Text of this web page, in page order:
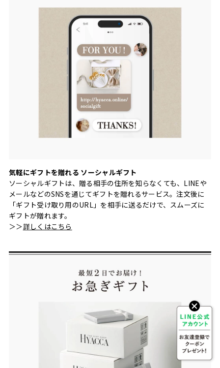
気軽にギフトを贈れる ソーシャルギフト
ソーシャルギフトは、贈る相手の住所を知らなくても、LINEや
メールなどのSNSを通じてギフトを贈れるサービス。注文後に
「ギフト受け取り用のURL」を相手に送るだけで、スムーズに
ギフトが贈れます。
＞＞詳しくはこちら